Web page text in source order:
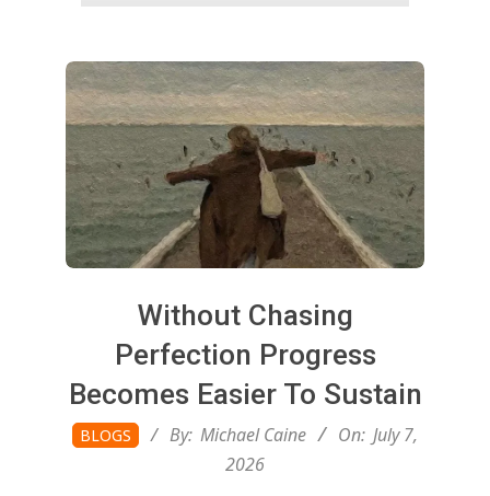
Without Chasing
Perfection Progress
Becomes Easier To Sustain
2026-
07-
BLOGS By: Michael Caine On: July 7,
2026